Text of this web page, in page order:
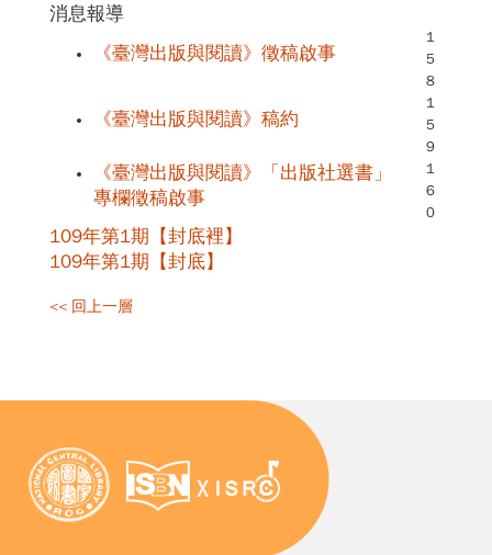
消息報導
《臺灣出版與閱讀》徵稿啟事
1
5
8
《臺灣出版與閱讀》稿約
1
5
9
《臺灣出版與閱讀》「出版社選書」
專欄徵稿啟事
1
6
0
109年第1期【封底裡】
109年第1期【封底】
<< 回上一層